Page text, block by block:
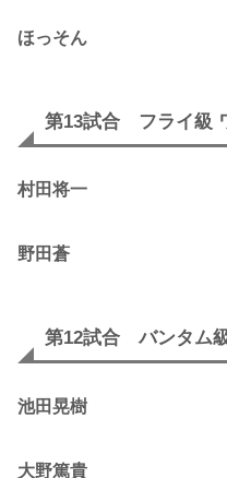
ほっそん
第13試合 フライ級
村田将一
野田蒼
第12試合 バンタム
池田晃樹
大野篤貴